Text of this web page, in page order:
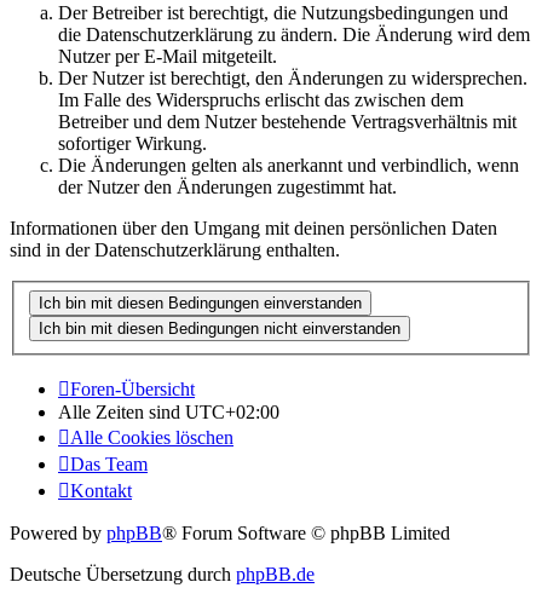
Der Betreiber ist berechtigt, die Nutzungsbedingungen und
die Datenschutzerklärung zu ändern. Die Änderung wird dem
Nutzer per E-Mail mitgeteilt.
Der Nutzer ist berechtigt, den Änderungen zu widersprechen.
Im Falle des Widerspruchs erlischt das zwischen dem
Betreiber und dem Nutzer bestehende Vertragsverhältnis mit
sofortiger Wirkung.
Die Änderungen gelten als anerkannt und verbindlich, wenn
der Nutzer den Änderungen zugestimmt hat.
Informationen über den Umgang mit deinen persönlichen Daten
sind in der Datenschutzerklärung enthalten.
Foren-Übersicht
Alle Zeiten sind UTC+02:00
Alle Cookies löschen
Das Team
Kontakt
Powered by phpBB® Forum Software © phpBB Limited
Deutsche Übersetzung durch phpBB.de